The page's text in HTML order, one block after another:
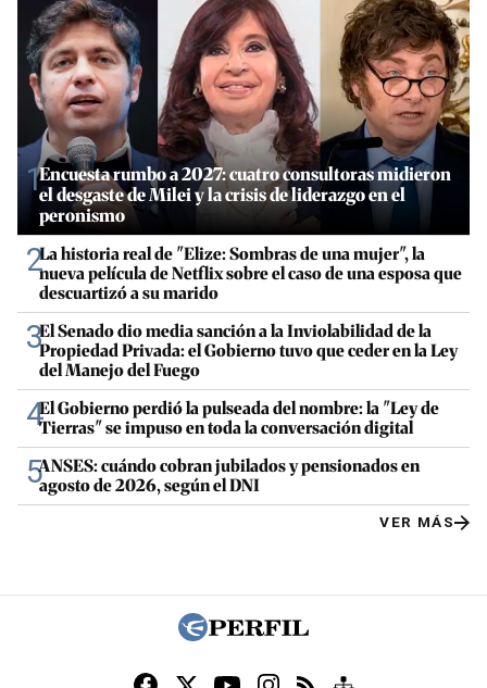
1Encuesta rumbo a 2027: cuatro consultoras midieron
el desgaste de Milei y la crisis de liderazgo en el
peronismo
2La historia real de "Elize: Sombras de una mujer", la
nueva película de Netflix sobre el caso de una esposa que
descuartizó a su marido
3El Senado dio media sanción a la Inviolabilidad de la
Propiedad Privada: el Gobierno tuvo que ceder en la Ley
del Manejo del Fuego
4El Gobierno perdió la pulseada del nombre: la "Ley de
Tierras" se impuso en toda la conversación digital
5ANSES: cuándo cobran jubilados y pensionados en
agosto de 2026, según el DNI
VER MÁS